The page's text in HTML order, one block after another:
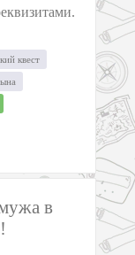
квест
в